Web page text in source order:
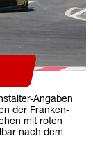
Angaben
der Franken-
mit roten
nach dem